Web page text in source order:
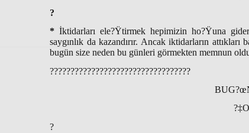
?
* İktidarları ele?Ÿtirmek hepimizin ho?Ÿuna
saygınlık da kazandırır. Ancak iktidarların
bugün size neden bu günleri görmekten memnun
??????????????????????????????????
?